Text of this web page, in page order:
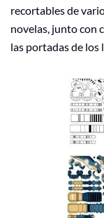
recortables de
novelas, junto con
las portadas de los